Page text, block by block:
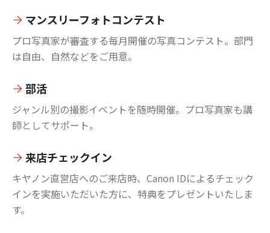
マンスリーフォトコンテスト
プロ写真家が審査する毎月開催の写真コンテスト。部門
は自由、自然などをご用意。
部活
ジャンル別の撮影イベントを随時開催。プロ写真家も講
師としてサポート。
来店チェックイン
キヤノン直営店へのご来店時、Canon IDによるチェック
インを実施いただいた方に、特典をプレゼントいたしま
す。